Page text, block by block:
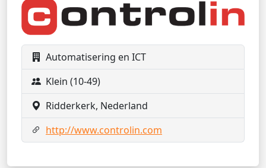
Automatisering en ICT
Klein (10-49)
Ridderkerk, Nederland
http://www.controlin.com